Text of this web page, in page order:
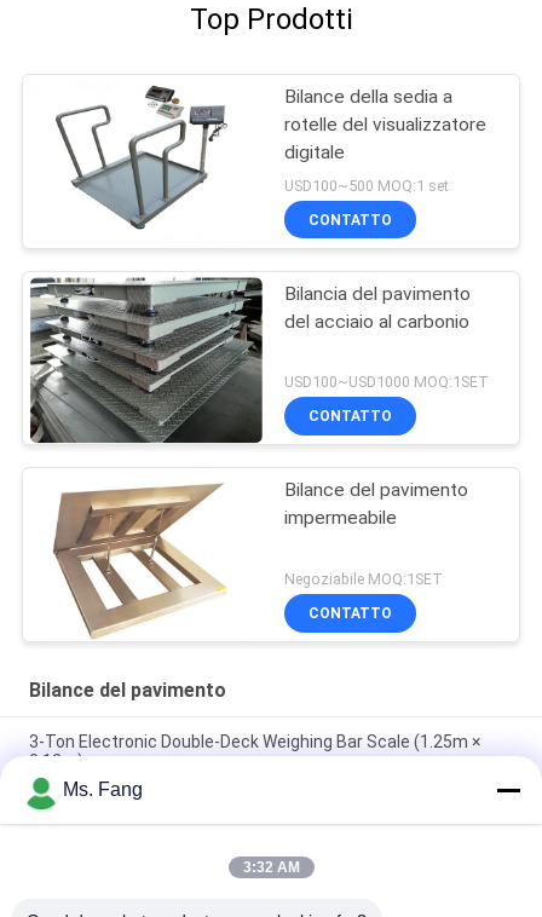
Top Prodotti
Bilance della sedia a
rotelle del visualizzatore
digitale
USD100~500 MOQ:1 set
CONTATTO
Bilancia del pavimento
del acciaio al carbonio
USD100~USD1000 MOQ:1SET
CONTATTO
Bilance del pavimento
impermeabile
Negoziabile MOQ:1SET
CONTATTO
Bilance del pavimento
3-Ton Electronic Double-Deck Weighing Bar Scale (1.25m ×
0.12m)
Scala in sedia a rotelle medica Ospedale Sala di dialisi Sala di
riabilitazione Scala di peso con Bluetooth RS232 opzionale
Zemic H8C Load Cell 1x1m 5Ton Heavy Duty Industrial Floor
Ms. Fang
3:32 AM